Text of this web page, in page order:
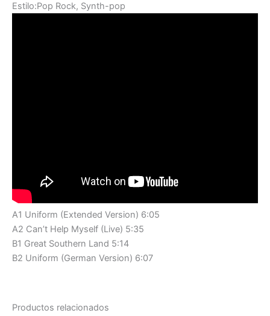
Estilo:Pop Rock, Synth-pop
A1 Uniform (Extended Version) 6:05
A2 Can’t Help Myself (Live) 5:35
B1 Great Southern Land 5:14
B2 Uniform (German Version) 6:07
Productos relacionados